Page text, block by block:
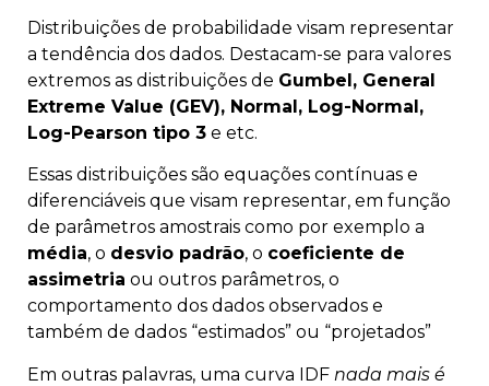
Distribuições de probabilidade visam representar
a tendência dos dados. Destacam-se para valores
extremos as distribuições de Gumbel, General
Extreme Value (GEV), Normal, Log-Normal,
Log-Pearson tipo 3 e etc.
Essas distribuições são equações contínuas e
diferenciáveis que visam representar, em função
de parâmetros amostrais como por exemplo a
média, o desvio padrão, o coeficiente de
assimetria ou outros parâmetros, o
comportamento dos dados observados e
também de dados “estimados” ou “projetados”
Em outras palavras, uma curva IDF nada mais é